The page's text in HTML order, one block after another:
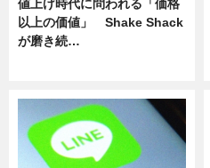
値上げ時代に問われる「価格
以上の価値」 Shake Shack
が磨き続…